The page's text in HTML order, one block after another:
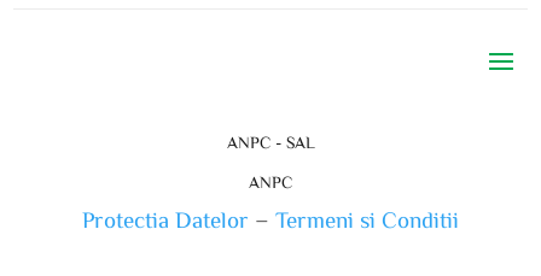
ANPC - SAL
ANPC
Protectia Datelor – Termeni si Conditii